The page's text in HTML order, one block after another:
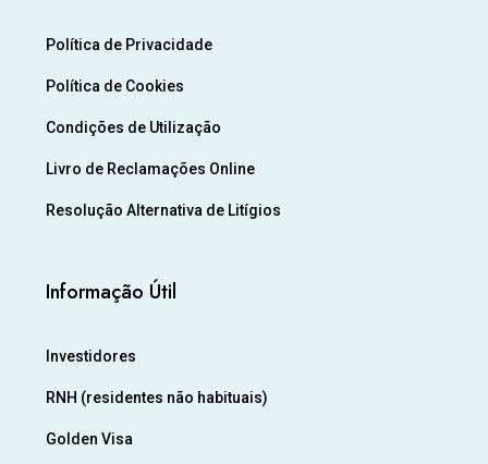
Política de Privacidade
Política de Cookies
Condições de Utilização
Livro de Reclamações Online
Resolução Alternativa de Litígios
Informação Útil
Investidores
RNH (residentes não habituais)
Golden Visa